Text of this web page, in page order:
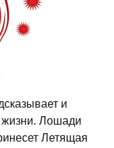
и
Лошади
Летящая